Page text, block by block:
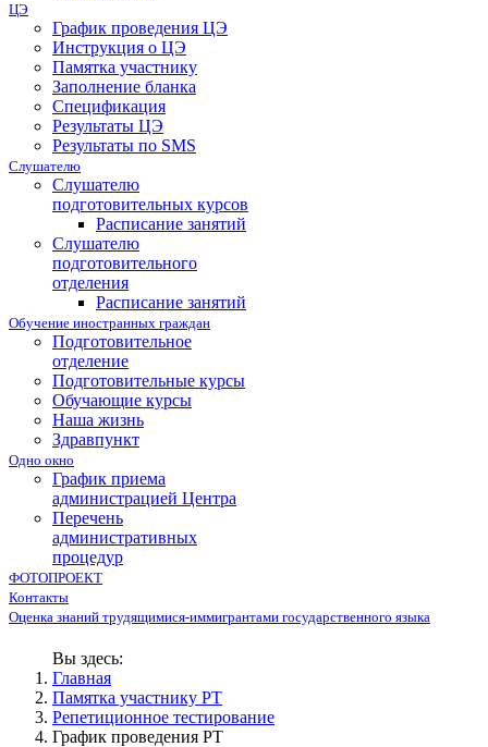
ЦЭ
График проведения ЦЭ
Инструкция о ЦЭ
Памятка участнику
Заполнение бланка
Спецификация
Результаты ЦЭ
Результаты по SMS
Слушателю
Слушателю
подготовительных курсов
Расписание занятий
Слушателю
подготовительного
отделения
Расписание занятий
Обучение иностранных граждан
Подготовительное
отделение
Подготовительные курсы
Обучающие курсы
Наша жизнь
Здравпункт
Одно окно
График приема
администрацией Центра
Перечень
административных
процедур
ФОТОПРОЕКТ
Контакты
Оценка знаний трудящимися-иммигрантами государственного языка
Вы здесь:
Главная
Памятка участнику РТ
Репетиционное тестирование
График проведения РТ